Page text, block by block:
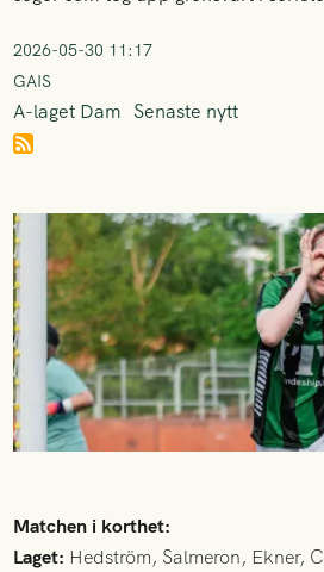
2026-05-30 11:17
GAIS
A-laget Dam Senaste nytt
Matchen i korthet:
Laget: Hedström, Salmeron, Ekner,